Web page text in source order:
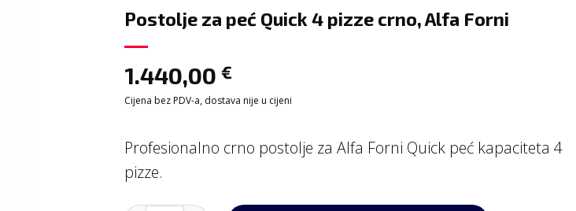
Postolje za peć Quick 4 pizze crno, Alfa Forni
1.440,00 €
Cijena bez PDV-a, dostava nije u cijeni
Profesionalno crno postolje za Alfa Forni Quick peć kapaciteta 4
pizze.